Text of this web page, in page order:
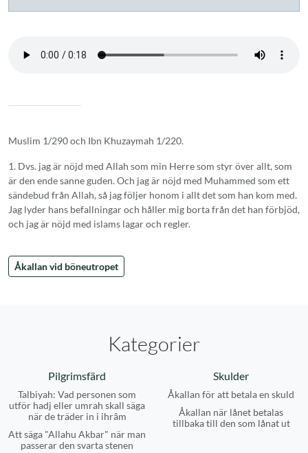
Muslim 1/290 och Ibn Khuzaymah 1/220.
1. Dvs. jag är nöjd med Allah som min Herre som styr över allt, som
är den ende sanne guden. Och jag är nöjd med Muhammed som ett
sändebud från Allah, så jag följer honom i allt det som han kom med.
Jag lyder hans befallningar och håller mig borta från det han förbjöd,
och jag är nöjd med islams lagar och regler.
Åkallan vid böneutropet
Kategorier
Pilgrimsfärd
Talbiyah: Vad personen som
utför hadj eller umrah skall säga
när de träder in i ihrâm
Att säga "Allahu Akbar" när man
passerar den svarta stenen
Skulder
Åkallan för att betala en skuld
Åkallan när lånet betalas
tillbaka till den som lånat ut